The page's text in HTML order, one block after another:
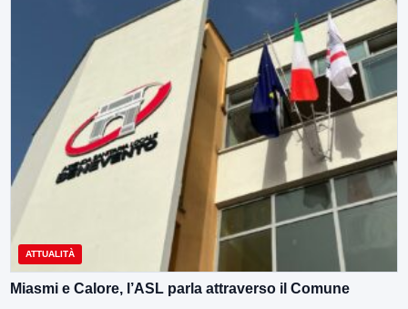
ATTUALITÀ
Miasmi e Calore, l’ASL parla attraverso il Comune